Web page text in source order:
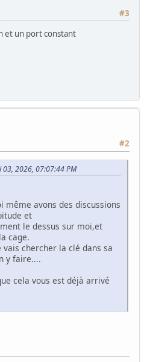
#3
et un port constant
#2
03, 2026, 07:07:44 PM
même avons des discussions
et
le dessus sur moi,et
cage.
chercher la clé dans sa
y faire....
cela vous est déjà arrivé